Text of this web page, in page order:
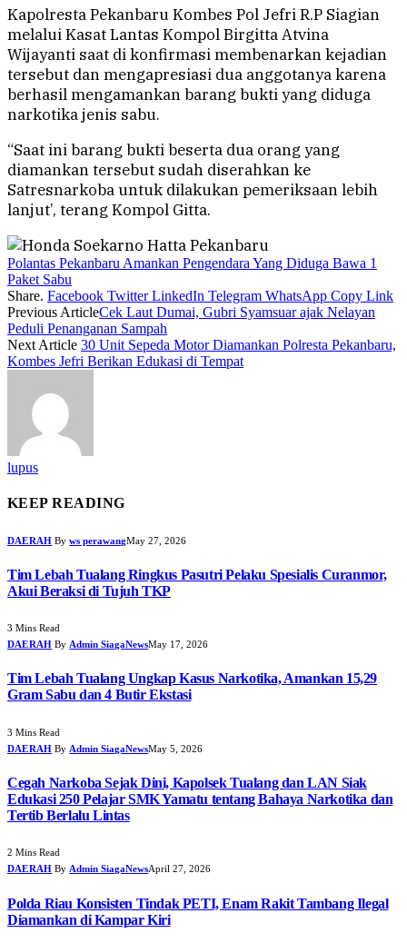
Kapolresta Pekanbaru Kombes Pol Jefri R.P Siagian
melalui Kasat Lantas Kompol Birgitta Atvina
Wijayanti saat di konfirmasi membenarkan kejadian
tersebut dan mengapresiasi dua anggotanya karena
berhasil mengamankan barang bukti yang diduga
narkotika jenis sabu.
“Saat ini barang bukti beserta dua orang yang
diamankan tersebut sudah diserahkan ke
Satresnarkoba untuk dilakukan pemeriksaan lebih
lanjut’, terang Kompol Gitta.
Polantas Pekanbaru Amankan Pengendara Yang Diduga Bawa 1
Paket Sabu
Share. Facebook Twitter LinkedIn Telegram WhatsApp Copy Link
Previous ArticleCek Laut Dumai, Gubri Syamsuar ajak Nelayan
Peduli Penanganan Sampah
Next Article 30 Unit Sepeda Motor Diamankan Polresta Pekanbaru,
Kombes Jefri Berikan Edukasi di Tempat
lupus
KEEP READING
DAERAH By ws perawangMay 27, 2026
Tim Lebah Tualang Ringkus Pasutri Pelaku Spesialis Curanmor,
Akui Beraksi di Tujuh TKP
3 Mins Read
DAERAH By Admin SiagaNewsMay 17, 2026
Tim Lebah Tualang Ungkap Kasus Narkotika, Amankan 15,29
Gram Sabu dan 4 Butir Ekstasi
3 Mins Read
DAERAH By Admin SiagaNewsMay 5, 2026
Cegah Narkoba Sejak Dini, Kapolsek Tualang dan LAN Siak
Edukasi 250 Pelajar SMK Yamatu tentang Bahaya Narkotika dan
Tertib Berlalu Lintas
2 Mins Read
DAERAH By Admin SiagaNewsApril 27, 2026
Polda Riau Konsisten Tindak PETI, Enam Rakit Tambang Ilegal
Diamankan di Kampar Kiri